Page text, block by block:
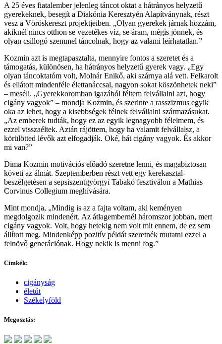
A 25 éves fiatalember jelenleg táncot oktat a hátrányos helyzetű
gyerekeknek, besegít a Diakónia Keresztyén Alapítványnak, részt
vesz a Vöröskereszt projektjei­ben. „Olyan gyerekek járnak hozzám,
akiknél nincs otthon se vezetékes víz, se áram, mégis jönnek, és
olyan csillogó szemmel táncolnak, hogy az valami leírhatatlan.”
Kozmin azt is megtapasztalta, mennyire fontos a szeretet és a
támogatás, különösen, ha hátrányos helyzetű gyerek vagy. „Egy
olyan tánc­oktatóm volt, Molnár Enikő, aki szárnya alá vett. Felkarolt
és ellátott mindenféle élettanáccsal, nagyon sokat köszönhetek neki”
– meséli. „Gyerekkoromban igazából féltem felvállalni azt, hogy
cigány vagyok” – mondja Kozmin, és szerinte a rasszizmus egyik
oka az lehet, hogy a kisebbségek félnek felvállalni származásukat.
„Az emberek tudták, hogy ez az egyik legnagyobb félelmem, és
ezzel visszaéltek. Aztán rájöttem, hogy ha valamit felvállalsz, a
körülötted lévők azt elfogadják. Oké, hát cigány vagyok. És akkor
mi van?”
Dima Kozmin motivációs előadó szeretne lenni, és magabiztosan
követi az álmát. Szeptemberben részt vett egy kerekasztal-
beszélgetésen a sepsiszentgyörgyi Tabakó fesztiválon a Mathias
Corvinus Collegium meghívására.
Mint mondja, „Mindig is az a fajta voltam, aki keményen
megdolgozik mindenért. Az átlagembernél háromszor jobban, mert
cigány vagyok. Volt, hogy hetekig nem volt mit ennem, de ez sem
állított meg. Mindenképp pozitív példát szeretnék mutatni ezzel a
felnövő generációnak. Hogy nekik is menni fog.”
Címkék:
cigányság
életút
Székelyföld
Megosztás: